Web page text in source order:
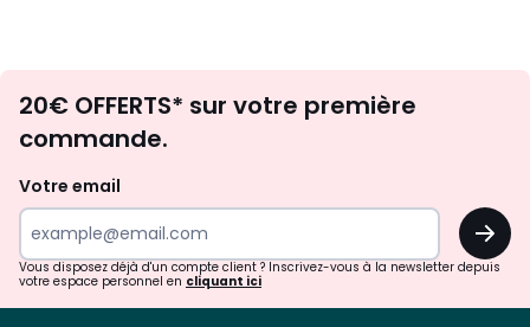
d'inspirations
surprises?
20€ OFFERTS* sur votre première
commande.
Votre email
OK
Vous disposez déjà d'un compte client ? Inscrivez-vous à la newsletter depuis
votre espace personnel en cliquant ici